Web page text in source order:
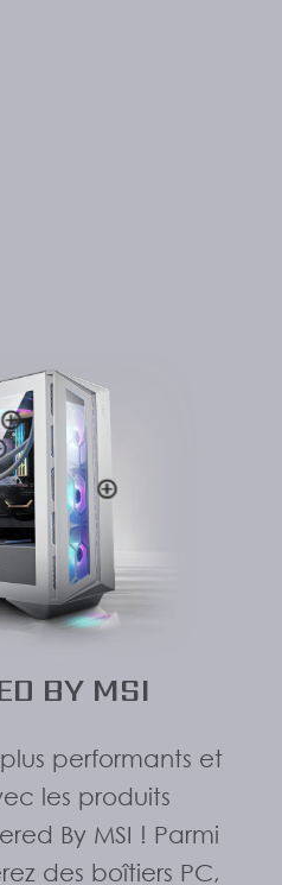
BY MSI
performants et
les produits
By MSI ! Parmi
des boîtiers PC,